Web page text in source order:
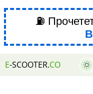
⛽
E-SCOOTER.CO